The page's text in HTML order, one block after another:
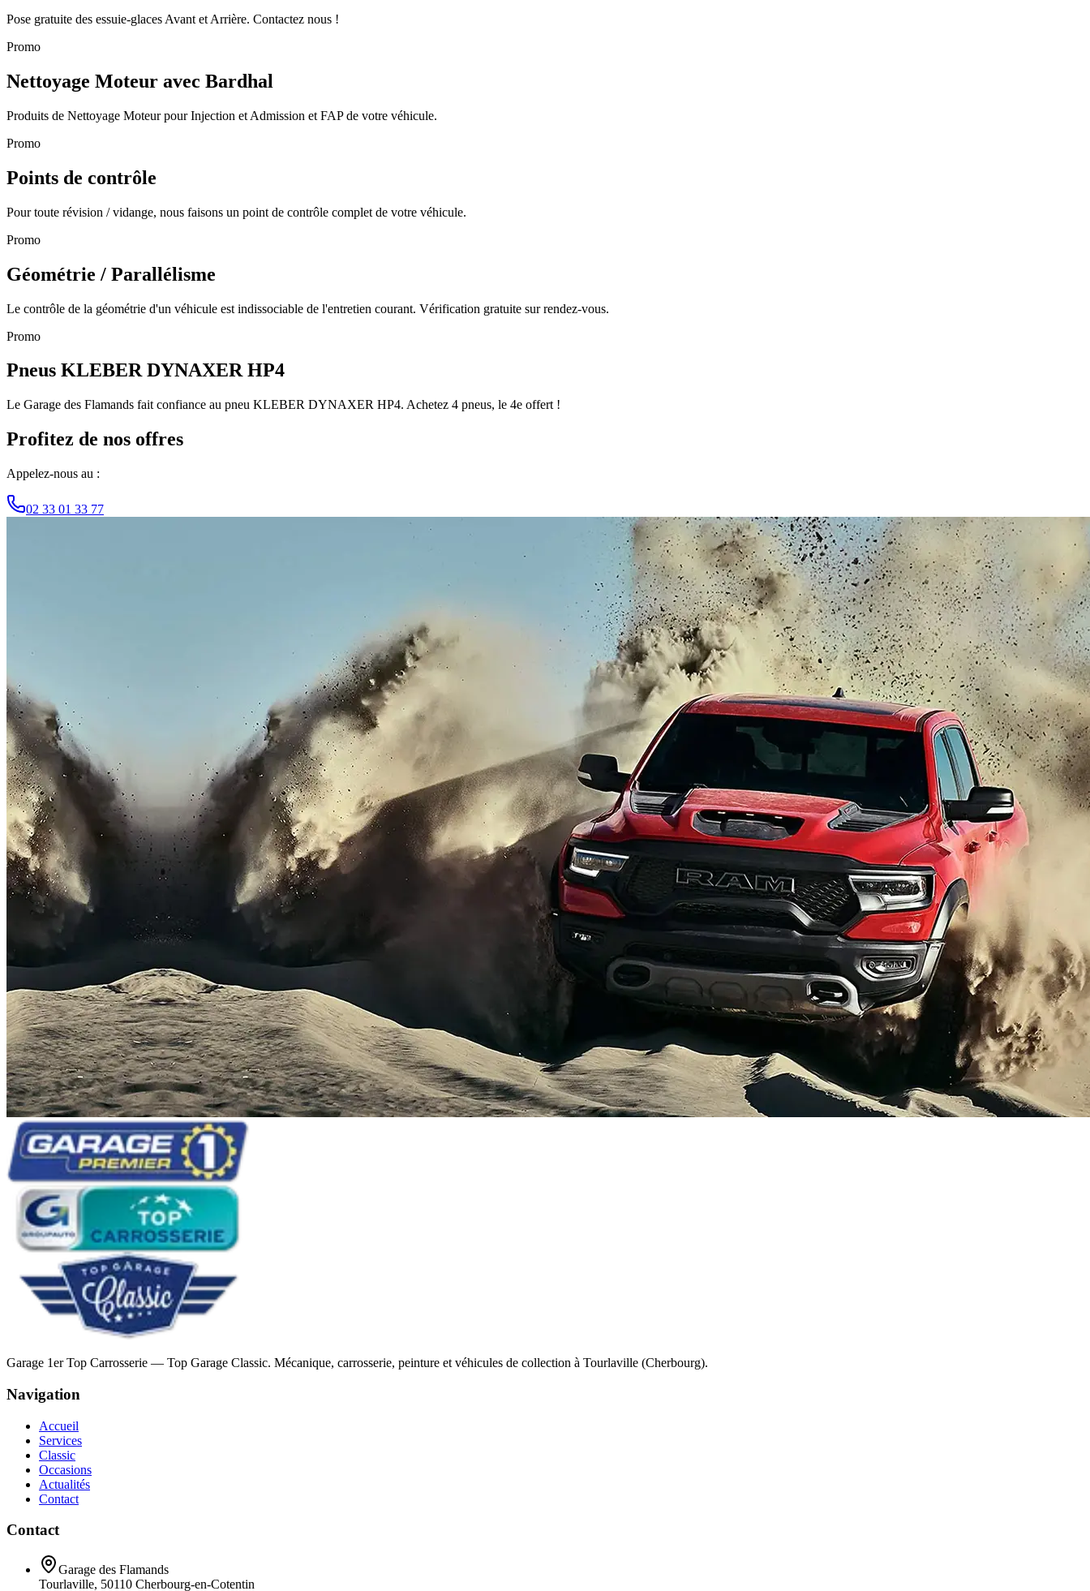
Pose gratuite des essuie-glaces Avant et Arrière. Contactez nous !
Promo
Nettoyage Moteur avec Bardhal
Produits de Nettoyage Moteur pour Injection et Admission et FAP de votre véhicule.
Promo
Points de contrôle
Pour toute révision / vidange, nous faisons un point de contrôle complet de votre véhicule.
Promo
Géométrie / Parallélisme
Le contrôle de la géométrie d'un véhicule est indissociable de l'entretien courant. Vérification gratuite sur rendez-vous.
Promo
Pneus KLEBER DYNAXER HP4
Le Garage des Flamands fait confiance au pneu KLEBER DYNAXER HP4. Achetez 4 pneus, le 4e offert !
Profitez de nos offres
Appelez-nous au :
02 33 01 33 77
Garage 1er Top Carrosserie — Top Garage Classic. Mécanique, carrosserie, peinture et véhicules de collection à Tourlaville (Cherbourg).
Navigation
Accueil
Services
Classic
Occasions
Actualités
Contact
Contact
Garage des Flamands
Tourlaville, 50110 Cherbourg-en-Cotentin